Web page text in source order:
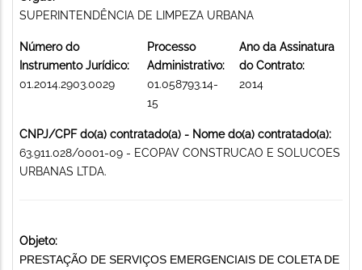
SUPERINTENDÊNCIA DE LIMPEZA URBANA
Número do
Instrumento Jurídico:
01.2014.2903.0029
Processo
Administrativo:
01.058793.14-
15
Ano da Assinatura
do Contrato:
2014
CNPJ/CPF do(a) contratado(a) - Nome do(a) contratado(a):
63.911.028/0001-09 - ECOPAV CONSTRUCAO E SOLUCOES
URBANAS LTDA.
Objeto:
PRESTAÇÃO DE SERVIÇOS EMERGENCIAIS DE COLETA DE